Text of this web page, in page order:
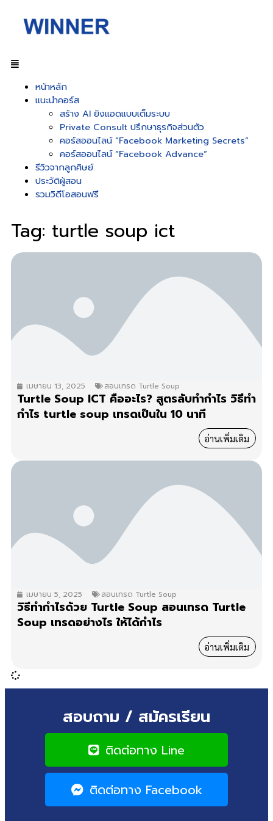
หน้าหลัก
แนะนำคอร์ส
สร้าง AI ยิงแอดแบบเต็มระบบ
Private Consult ปรึกษาธุรกิจส่วนตัว
คอร์สออนไลน์ “Facebook Marketing Secrets”
คอร์สออนไลน์ “Facebook Advance”
รีวิวจากลูกศิษย์
ประวัติผู้สอน
รวมวิดีโอสอนฟรี
Tag: turtle soup ict
เมษายน 13, 2025 สอนเทรด Turtle Soup
Turtle Soup ICT คืออะไร? สูตรลับทำกำไร วิธีทำ
กำไร turtle soup เทรดเป็นใน 10 นาที
อ่านเพิ่มเติม
เมษายน 5, 2025 สอนเทรด Turtle Soup
วิธีทำกำไรด้วย Turtle Soup สอนเทรด Turtle
Soup เทรดอย่างไร ให้ได้กำไร
อ่านเพิ่มเติม
สอบถาม / สมัครเรียน
ติดต่อทาง Line
ติดต่อทาง Facebook